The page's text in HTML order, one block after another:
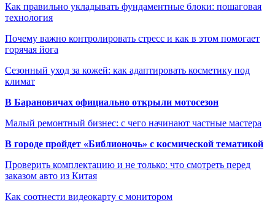
Как правильно укладывать фундаментные блоки: пошаговая
технология
Почему важно контролировать стресс и как в этом помогает
горячая йога
Сезонный уход за кожей: как адаптировать косметику под
климат
В Барановичах официально открыли мотосезон
Малый ремонтный бизнес: с чего начинают частные мастера
В городе пройдет «Библионочь» с космической тематикой
Проверить комплектацию и не только: что смотреть перед
заказом авто из Китая
Как соотнести видеокарту с монитором